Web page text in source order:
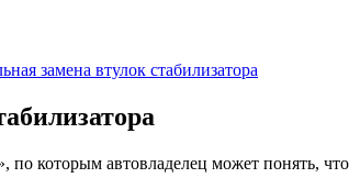
замена втулок стабилизатора
которым автовладелец может понять,